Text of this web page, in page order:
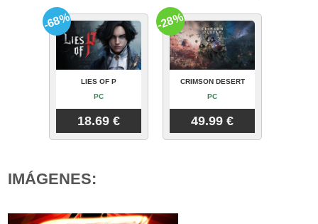
LIES OF P
PC
18.69 €
-68%
CRIMSON DESERT
PC
49.99 €
-28%
IMÁGENES: